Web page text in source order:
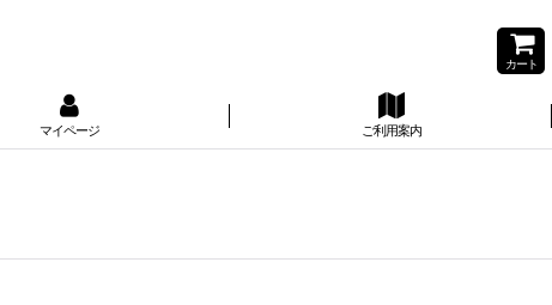
カート
マイページ ご利用案内